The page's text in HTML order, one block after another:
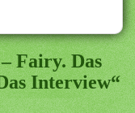
Fairy. Das
Interview“